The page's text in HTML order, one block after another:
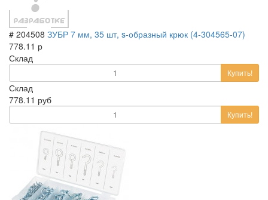
# 204508 ЗУБР 7 мм, 35 шт, s-образный крюк (4-304565-07)
778.11 р
Склад
Купить!
Склад
778.11 руб
Купить!